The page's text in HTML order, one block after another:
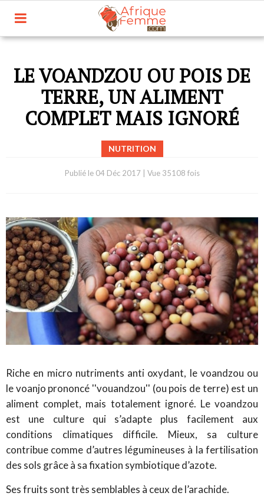
LE VOANDZOU OU POIS DE
TERRE, UN ALIMENT
COMPLET MAIS IGNORÉ
NUTRITION
Publié le 04 Déc 2017| Vue 35108 fois
Riche en micro nutriments anti oxydant, le voandzou ou
le voanjo prononcé ''vouandzou'' (ou pois de terre) est un
aliment complet, mais totalement ignoré. Le voandzou
est une culture qui s’adapte plus facilement aux
conditions climatiques difficile. Mieux, sa culture
contribue comme d’autres légumineuses à la fertilisation
des sols grâce à sa fixation symbiotique d’azote.
Ses fruits sont très semblables à ceux de l’arachide.